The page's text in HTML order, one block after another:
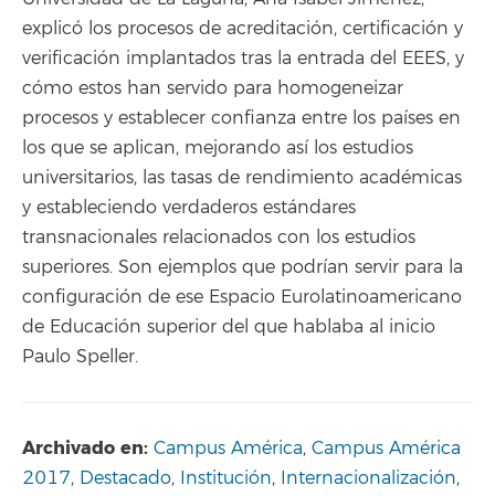
explicó los procesos de acreditación, certificación y
verificación implantados tras la entrada del EEES, y
cómo estos han servido para homogeneizar
procesos y establecer confianza entre los países en
los que se aplican, mejorando así los estudios
universitarios, las tasas de rendimiento académicas
y estableciendo verdaderos estándares
transnacionales relacionados con los estudios
superiores. Son ejemplos que podrían servir para la
configuración de ese Espacio Eurolatinoamericano
de Educación superior del que hablaba al inicio
Paulo Speller.
Archivado en: Campus América, Campus América
2017, Destacado, Institución, Internacionalización,